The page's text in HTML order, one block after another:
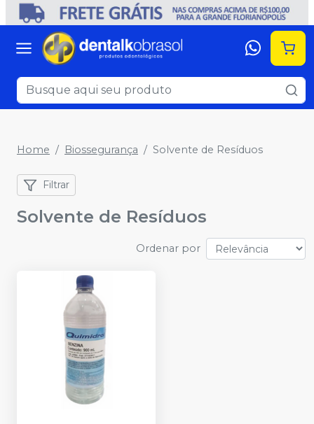
Home Biossegurança Solvente de Resíduos
Filtrar
Solvente de Resíduos
Ordenar por